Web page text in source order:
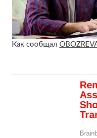
Как сообщал